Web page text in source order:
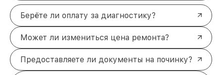
Берёте ли оплату за диагностику?
Может ли измениться цена ремонта?
Предоставляете ли документы на починку?